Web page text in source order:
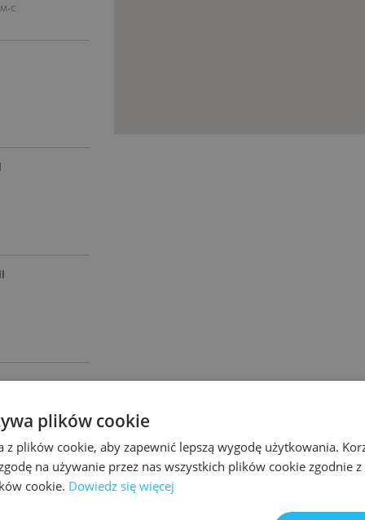
C
plików cookie
z plików cookie, aby zapewnić lepszą wygodę użytkowania.
na używanie przez nas wszystkich plików cookie zgodnie
cookie. Dowiedz się więcej